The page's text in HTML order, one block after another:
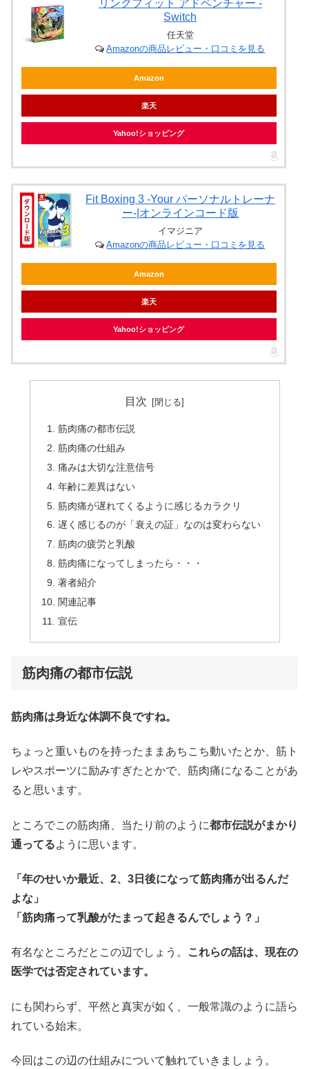
リングフィット アドベンチャー -
Switch
任天堂
Amazonの商品レビュー・口コミを見る
Amazon
楽天
Yahoo!ショッピング
Fit Boxing 3 -Your パーソナルトレーナ
ー-|オンラインコード版
イマジニア
Amazonの商品レビュー・口コミを見る
Amazon
楽天
Yahoo!ショッピング
目次
筋肉痛の都市伝説
筋肉痛の仕組み
痛みは大切な注意信号
年齢に差異はない
筋肉痛が遅れてくるように感じるカラクリ
遅く感じるのが「衰えの証」なのは変わらない
筋肉の疲労と乳酸
筋肉痛になってしまったら・・・
著者紹介
関連記事
宣伝
筋肉痛の都市伝説
筋肉痛は身近な体調不良ですね。
ちょっと重いものを持ったままあちこち動いたとか、筋ト
レやスポーツに励みすぎたとかで、筋肉痛になることがあ
ると思います。
ところでこの筋肉痛、当たり前のように都市伝説がまかり
通ってるように思います。
「年のせいか最近、2、3日後になって筋肉痛が出るんだ
よな」
「筋肉痛って乳酸がたまって起きるんでしょう？」
有名なところだとこの辺でしょう。
これらの話は、現在の
医学では否定されています。
にも関わらず、平然と真実が如く、一般常識のように語ら
れている始末。
今回はこの辺の仕組みについて触れていきましょう。